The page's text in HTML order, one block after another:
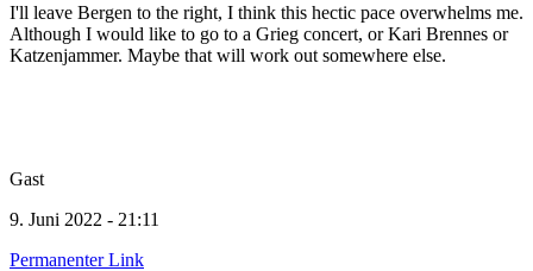
I'll leave Bergen to the right, I think this hectic pace overwhelms me.
Although I would like to go to a Grieg concert, or Kari Brennes or
Katzenjammer. Maybe that will work out somewhere else.
Gast
9. Juni 2022 - 21:11
Permanenter Link